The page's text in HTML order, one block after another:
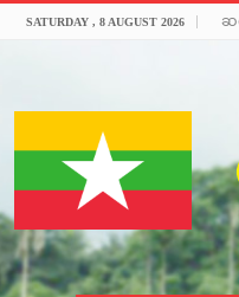
SATURDAY , 8 AUGUST 2026 ဆ